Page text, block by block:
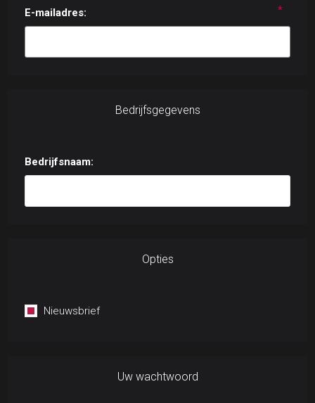
E-mailadres: *
Bedrijfsgegevens
Bedrijfsnaam:
Opties
Nieuwsbrief
Uw wachtwoord